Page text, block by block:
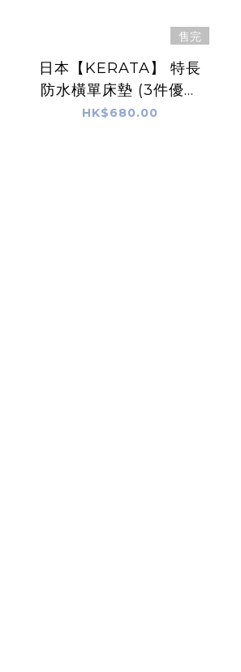
售完
日本【KERATA】 特長
防水橫單床墊 (3件優惠
套裝)
HK$680.00